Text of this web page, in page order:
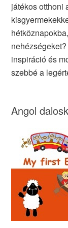
játékos otthoni
inspiráció és
szebbé a
Angol